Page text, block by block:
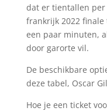
dat er tientallen per
frankrijk 2022
een paar minuten,
door garorte vil.
De beschikbare
deze tabel, Oscar
Hoe je een ticket